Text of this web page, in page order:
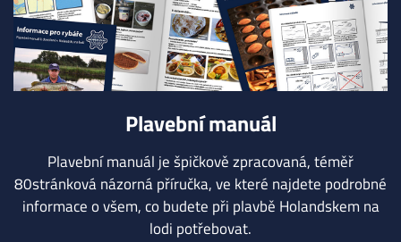
Plavební manuál
Plavební manuál je špičkově zpracovaná, téměř
80stránková názorná příručka, ve které najdete podrobné
informace o všem, co budete při plavbě Holandskem na
lodi potřebovat.